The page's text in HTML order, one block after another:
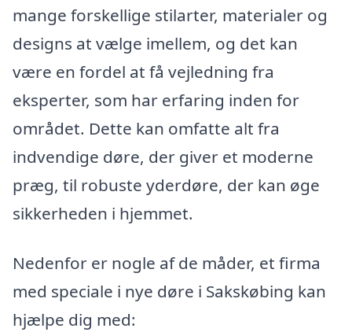
mange forskellige stilarter, materialer og
designs at vælge imellem, og det kan
være en fordel at få vejledning fra
eksperter, som har erfaring inden for
området. Dette kan omfatte alt fra
indvendige døre, der giver et moderne
præg, til robuste yderdøre, der kan øge
sikkerheden i hjemmet.
Nedenfor er nogle af de måder, et firma
med speciale i nye døre i Sakskøbing kan
hjælpe dig med: